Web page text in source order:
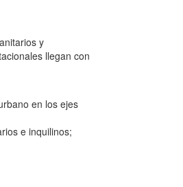
y
llegan con
en los ejes
e inquilinos;